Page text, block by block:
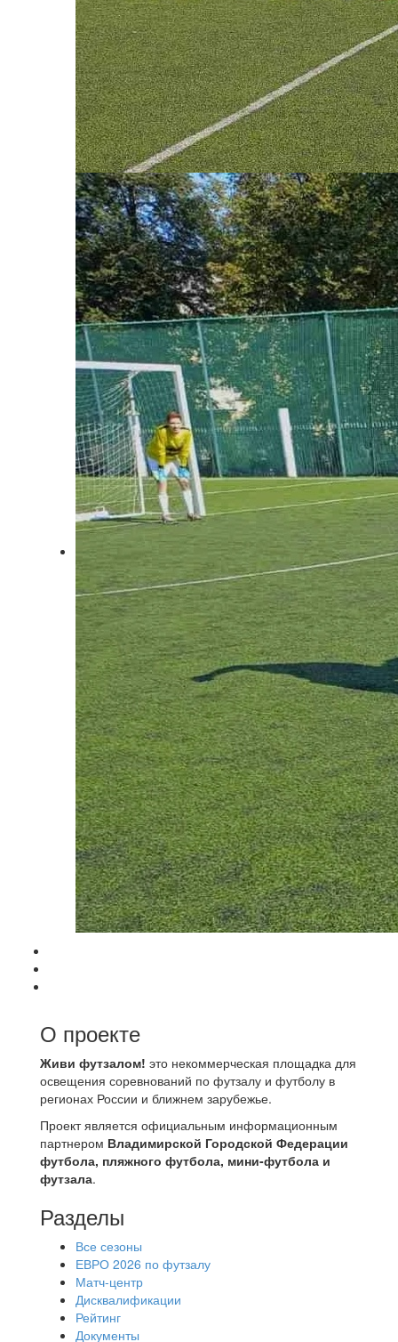
О проекте
Живи футзалом! это некоммерческая площадка для
освещения соревнований по футзалу и футболу в
регионах России и ближнем зарубежье.
Проект является официальным информационным
партнером Владимирской Городской Федерации
футбола, пляжного футбола, мини-футбола и
футзала.
Разделы
Все сезоны
ЕВРО 2026 по футзалу
Матч-центр
Дисквалификации
Рейтинг
Документы